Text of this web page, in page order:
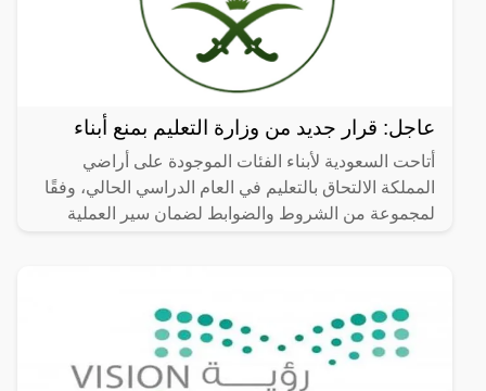
عاجل: قرار جديد من وزارة التعليم بمنع أبناء
أتاحت السعودية لأبناء الفئات الموجودة على أراضي
المملكة الالتحاق بالتعليم في العام الدراسي الحالي، وفقًا
لمجموعة من الشروط والضوابط لضمان سير العملية